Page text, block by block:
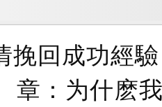
挽回成功經
章：为什麽